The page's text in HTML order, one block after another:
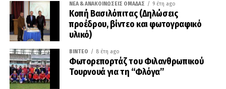
ΝΈΑ & ΑΝΑΚΟΙΝΏΣΕΙΣ ΟΜΆΔΑΣ 9 έτη ago
Κοπή Βασιλόπιτας (Δηλώσεις
προέδρου, βίντεο και φωτογραφικό
υλικό)
ΒΊΝΤΕΟ 8 έτη ago
Φωτορεπορτάζ του Φιλανθρωπικού
Τουρνουά για τη “Φλόγα”